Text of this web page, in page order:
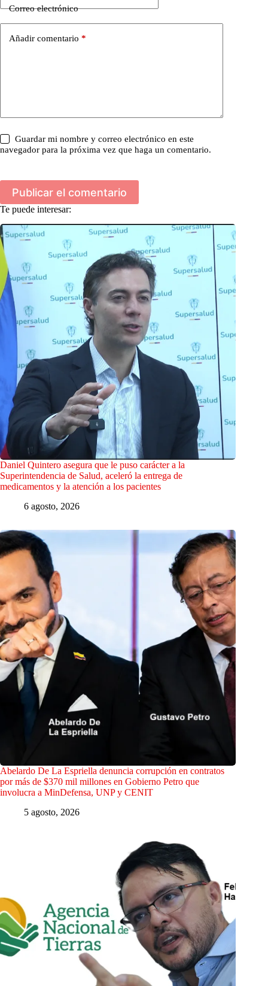
Correo electrónico
Añadir comentario *
Guardar mi nombre y correo electrónico en este
navegador para la próxima vez que haga un comentario.
Publicar el comentario
Te puede interesar:
Daniel Quintero asegura que le puso carácter a la
Superintendencia de Salud, aceleró la entrega de
medicamentos y la atención a los pacientes
6 agosto, 2026
Abelardo De La Espriella denuncia corrupción en contratos
por más de $370 mil millones en Gobierno Petro que
involucra a MinDefensa, UNP y CENIT
5 agosto, 2026